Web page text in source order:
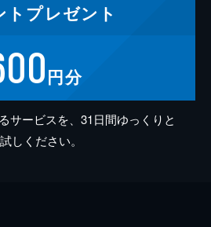
ト プレゼント
円分
サービスを、31日間ゆっくりと
しください。